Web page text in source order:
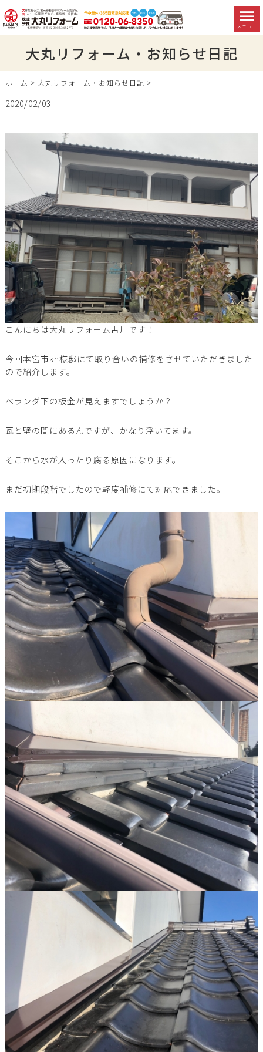
メニュー
大丸リフォーム・お知らせ日記
ホーム > 大丸リフォーム・お知らせ日記 >
2020/02/03
こんにちは大丸リフォーム古川です！
今回本宮市kn様邸にて取り合いの補修をさせていただきました
ので紹介します。
ベランダ下の板金が見えますでしょうか？
瓦と壁の間にあるんですが、かなり浮いてます。
そこから水が入ったり腐る原因になります。
まだ初期段階でしたので軽度補修にて対応できました。